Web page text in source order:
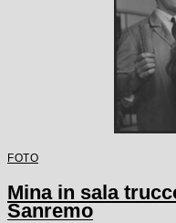
FOTO
Mina in sala
Sanremo